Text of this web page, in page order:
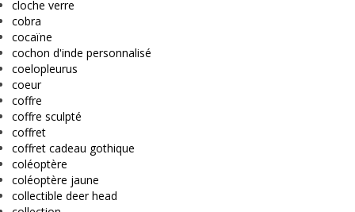
cloche verre
cobra
cocaïne
cochon d'inde personnalisé
coelopleurus
coeur
coffre
coffre sculpté
coffret
coffret cadeau gothique
coléoptère
coléoptère jaune
collectible deer head